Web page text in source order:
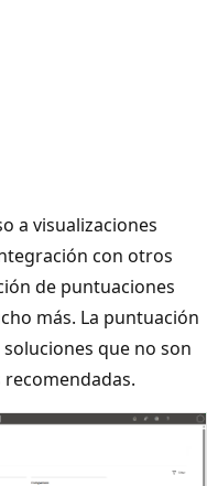
a visualizaciones
con otros
de puntuaciones
más. La puntuación
que no son